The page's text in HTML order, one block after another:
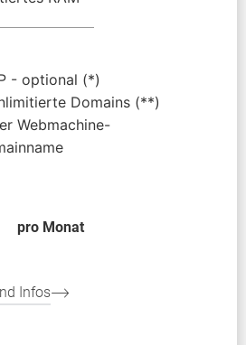
- optional (*)
Domains (**)
Webmachine-
pro Monat
Infos